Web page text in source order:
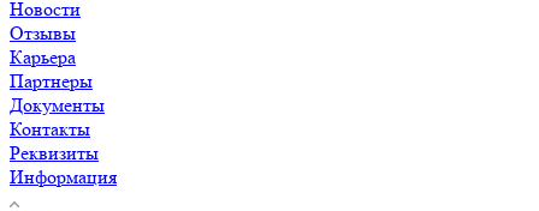
Новости
Отзывы
Карьера
Партнеры
Документы
Контакты
Реквизиты
Информация